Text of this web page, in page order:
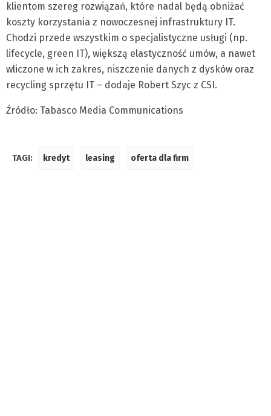
klientom szereg rozwiązań, które nadal będą obniżać
koszty korzystania z nowoczesnej infrastruktury IT.
Chodzi przede wszystkim o specjalistyczne usługi (np.
lifecycle, green IT), większą elastyczność umów, a nawet
wliczone w ich zakres, niszczenie danych z dysków oraz
recycling sprzętu IT – dodaje Robert Szyc z CSI.
Źródło: Tabasco Media Communications
TAGI: kredyt leasing oferta dla firm